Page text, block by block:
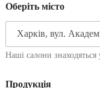
Оберіть місто
Наші салони знаходяться
Продукція